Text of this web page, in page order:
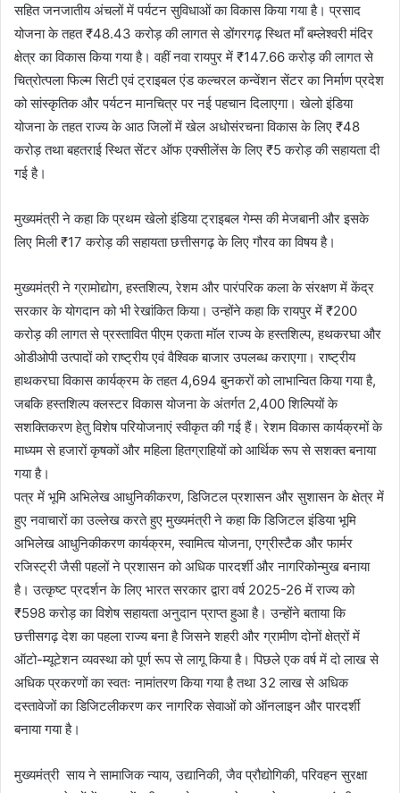
सहित जनजातीय अंचलों में पर्यटन सुविधाओं का विकास किया गया है। प्रसाद
योजना के तहत ₹48.43 करोड़ की लागत से डोंगरगढ़ स्थित माँ बम्लेश्वरी मंदिर
क्षेत्र का विकास किया गया है। वहीं नवा रायपुर में ₹147.66 करोड़ की लागत से
चित्रोत्पला फिल्म सिटी एवं ट्राइबल एंड कल्चरल कन्वेंशन सेंटर का निर्माण प्रदेश
को सांस्कृतिक और पर्यटन मानचित्र पर नई पहचान दिलाएगा। खेलो इंडिया
योजना के तहत राज्य के आठ जिलों में खेल अधोसंरचना विकास के लिए ₹48
करोड़ तथा बहतराई स्थित सेंटर ऑफ एक्सीलेंस के लिए ₹5 करोड़ की सहायता दी
गई है।
मुख्यमंत्री ने कहा कि प्रथम खेलो इंडिया ट्राइबल गेम्स की मेजबानी और इसके
लिए मिली ₹17 करोड़ की सहायता छत्तीसगढ़ के लिए गौरव का विषय है।
मुख्यमंत्री ने ग्रामोद्योग, हस्तशिल्प, रेशम और पारंपरिक कला के संरक्षण में केंद्र
सरकार के योगदान को भी रेखांकित किया। उन्होंने कहा कि रायपुर में ₹200
करोड़ की लागत से प्रस्तावित पीएम एकता मॉल राज्य के हस्तशिल्प, हथकरघा और
ओडीओपी उत्पादों को राष्ट्रीय एवं वैश्विक बाजार उपलब्ध कराएगा। राष्ट्रीय
हाथकरघा विकास कार्यक्रम के तहत 4,694 बुनकरों को लाभान्वित किया गया है,
जबकि हस्तशिल्प क्लस्टर विकास योजना के अंतर्गत 2,400 शिल्पियों के
सशक्तिकरण हेतु विशेष परियोजनाएं स्वीकृत की गई हैं। रेशम विकास कार्यक्रमों के
माध्यम से हजारों कृषकों और महिला हितग्राहियों को आर्थिक रूप से सशक्त बनाया
गया है।
पत्र में भूमि अभिलेख आधुनिकीकरण, डिजिटल प्रशासन और सुशासन के क्षेत्र में
हुए नवाचारों का उल्लेख करते हुए मुख्यमंत्री ने कहा कि डिजिटल इंडिया भूमि
अभिलेख आधुनिकीकरण कार्यक्रम, स्वामित्व योजना, एग्रीस्टैक और फार्मर
रजिस्ट्री जैसी पहलों ने प्रशासन को अधिक पारदर्शी और नागरिकोन्मुख बनाया
है। उत्कृष्ट प्रदर्शन के लिए भारत सरकार द्वारा वर्ष 2025-26 में राज्य को
₹598 करोड़ का विशेष सहायता अनुदान प्राप्त हुआ है। उन्होंने बताया कि
छत्तीसगढ़ देश का पहला राज्य बना है जिसने शहरी और ग्रामीण दोनों क्षेत्रों में
ऑटो-म्यूटेशन व्यवस्था को पूर्ण रूप से लागू किया है। पिछले एक वर्ष में दो लाख से
अधिक प्रकरणों का स्वतः नामांतरण किया गया है तथा 32 लाख से अधिक
दस्तावेजों का डिजिटलीकरण कर नागरिक सेवाओं को ऑनलाइन और पारदर्शी
बनाया गया है।
मुख्यमंत्री साय ने सामाजिक न्याय, उद्यानिकी, जैव प्रौद्योगिकी, परिवहन सुरक्षा